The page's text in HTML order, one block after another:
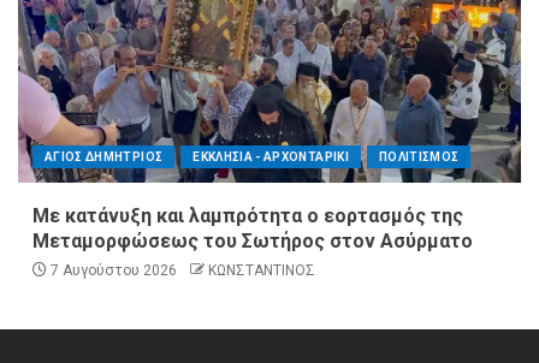
ΑΓΙΟΣ ΔΗΜΗΤΡΙΟΣ ΕΚΚΛΗΣΙΑ - ΑΡΧΟΝΤΑΡΙΚΙ ΠΟΛΙΤΙΣΜΟΣ
Με κατάνυξη και λαμπρότητα ο εορτασμός της
Μεταμορφώσεως του Σωτήρος στον Ασύρματο
7 Αυγούστου 2026 ΚΩΝΣΤΑΝΤΙΝΟΣ